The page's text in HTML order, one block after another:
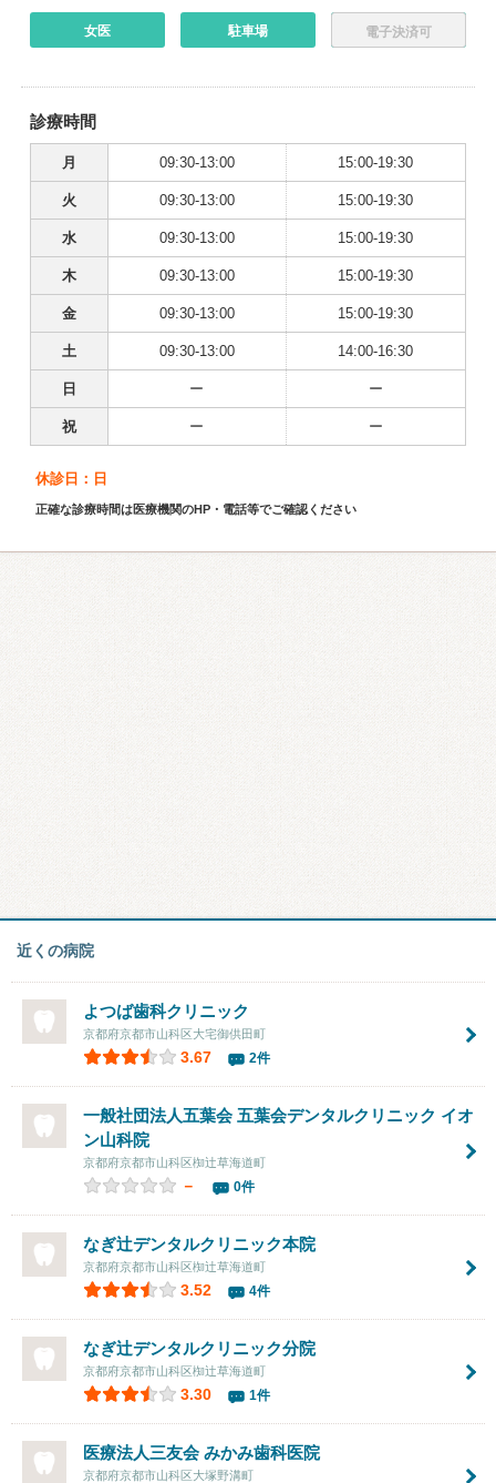
女医 駐車場 電子決済可
診療時間
月 09:30-13:00 15:00-19:30
火 09:30-13:00 15:00-19:30
水 09:30-13:00 15:00-19:30
木 09:30-13:00 15:00-19:30
金 09:30-13:00 15:00-19:30
土 09:30-13:00 14:00-16:30
日 ー ー
祝 ー ー
休診日：日
正確な診療時間は医療機関のHP・電話等でご確認ください
近くの病院
よつば歯科クリニック
京都府京都市山科区大宅御供田町
3.67 2件
一般社団法人五葉会五葉会デンタルクリニック イオ
ン山科院
京都府京都市山科区椥辻草海道町
－ 0件
なぎ辻デンタルクリニック本院
京都府京都市山科区椥辻草海道町
3.52 4件
なぎ辻デンタルクリニック分院
京都府京都市山科区椥辻草海道町
3.30 1件
医療法人三友会 みかみ歯科医院
京都府京都市山科区大塚野溝町